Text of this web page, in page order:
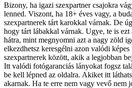
Bizony, ha igazi szexpartner csajokra
lenned. Viszont, ha 18+ éves vagy, a
szexpartnerek tárt karokkal várnak. De
hogy tárt lábakkal várnak. Ugye, te is
hátra, mint megnyomni azt a nagy zöld
elkezdhetsz keresgélni azon valódi képes
szexpartnerek között, akik a legjobban
Itt valódi fotógaranciás lányokat fogsz
be kell lépned az oldalra. Akiket itt
akarnak. Ha te erre nem vagy vevő nem